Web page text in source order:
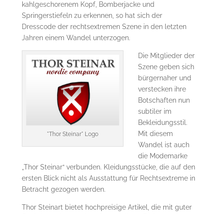
kahlgeschorenem Kopf, Bomberjacke und
Springerstiefeln zu erkennen, so hat sich der
Dresscode der rechtsextremen Szene in den letzten
Jahren einem Wandel unterzogen.
"Thor Steinar" Logo
Die Mitglieder der
Szene geben sich
bürgernaher und
verstecken ihre
Botschaften nun
subtiler im
Bekleidungsstil.
Mit diesem
Wandel ist auch
die Modemarke
„Thor Steinar“ verbunden. Kleidungsstücke, die auf den
ersten Blick nicht als Ausstattung für Rechtsextreme in
Betracht gezogen werden.
Thor Steinart bietet hochpreisige Artikel, die mit guter